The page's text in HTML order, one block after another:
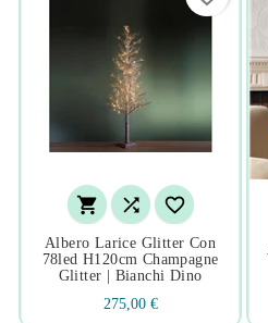
  
Albero Larice Glitter Con
78led H120cm Champagne
Glitter | Bianchi Dino
275,00 €